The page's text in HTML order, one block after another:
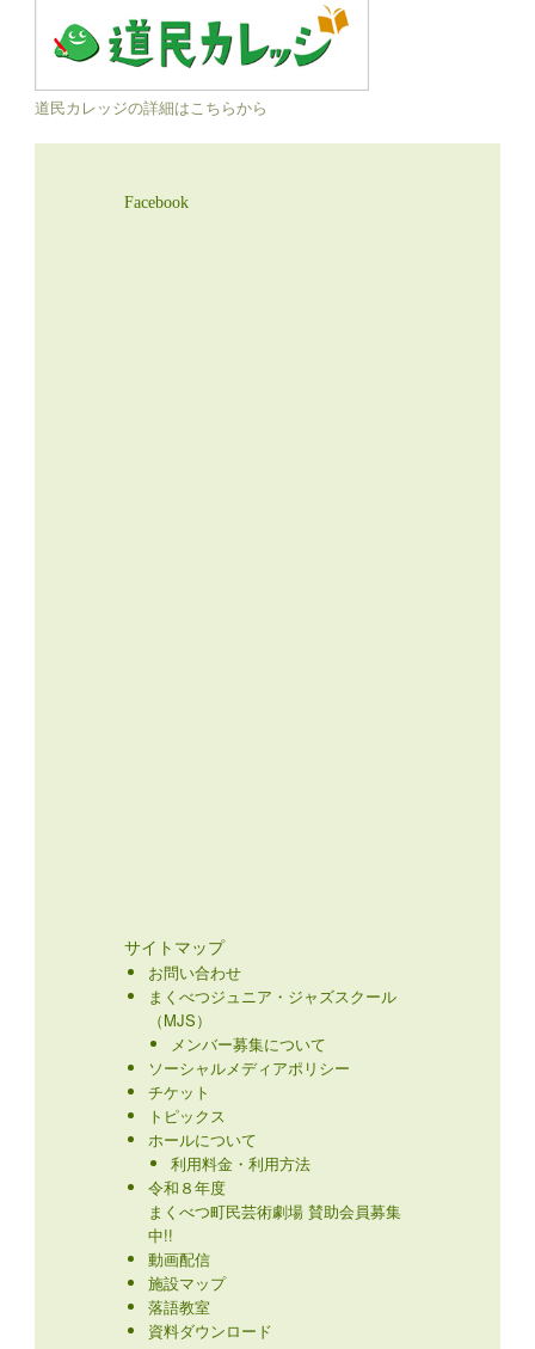
道民カレッジの詳細はこちらから
Facebook
サイトマップ
お問い合わせ
まくべつジュニア・ジャズスクール
（MJS）
メンバー募集について
ソーシャルメディアポリシー
チケット
トピックス
ホールについて
利用料金・利用方法
令和８年度
まくべつ町民芸術劇場 賛助会員募集
中!!
動画配信
施設マップ
落語教室
資料ダウンロード